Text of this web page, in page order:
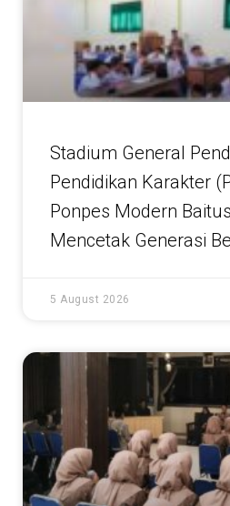
Stadium General
Pendidikan Karakter
Ponpes Modern
Mencetak Generasi
5 August 2026